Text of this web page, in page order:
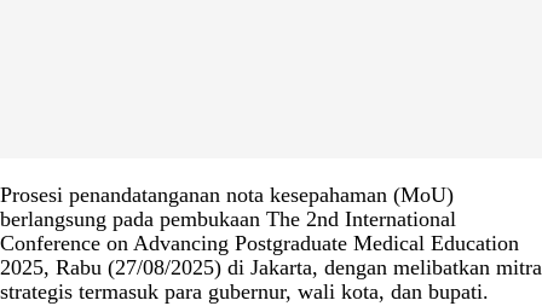
Prosesi penandatanganan nota kesepahaman (MoU)
berlangsung pada pembukaan The 2nd International
Conference on Advancing Postgraduate Medical Education
2025, Rabu (27/08/2025) di Jakarta, dengan melibatkan mitra
strategis termasuk para gubernur, wali kota, dan bupati.